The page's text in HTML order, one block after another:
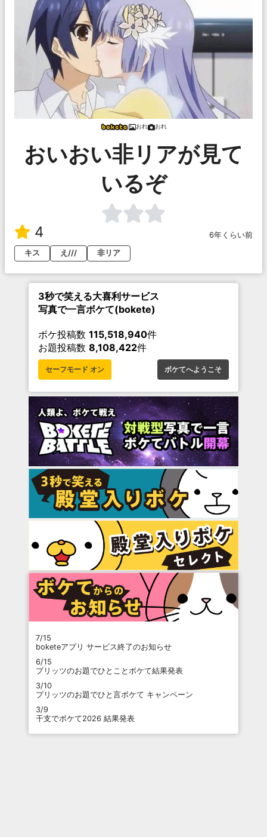
おれ おれ
おいおい非リアが見て
いるぞ
4
6年くらい前
キス
え/// 非リア
3秒で笑える大喜利サービス
写真で一言ボケて(bokete)
ボケ投稿数 115,518,940件
お題投稿数 8,108,422件
セーフモード オン ボケてへようこそ
7/15
boketeアプリ サービス終了のお知らせ
6/15
プリッツのお題でひとことボケて結果発表
3/10
プリッツのお題でひと言ボケて キャンペーン
3/9
干支でボケて2026 結果発表